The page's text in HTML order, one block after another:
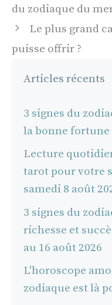
des
du zodiaque du
Le plus grand
puisse offrir ?
Articles récents
3 signes du
la bonne fortune
Lecture
tarot pour votre
samedi 8 août
3 signes du
richesse et
au 16 août 2026
L'horoscope
zodiaque est là